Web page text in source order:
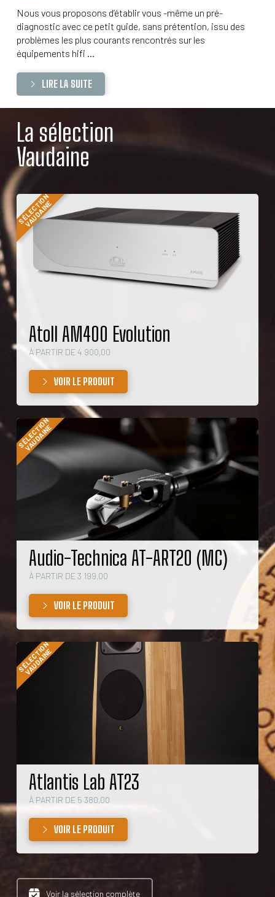
Nous vous proposons d’établir vous -même un pré-
diagnostic avec ce petit guide, sans prétention, issu des
problèmes les plus courants rencontrés sur les
équipements hifi ...
LIRE LA SUITE
La sélection
Vaudaine
SÉLECTION
VAUDAINE
Atoll AM400 Evolution
À PARTIR DE 4 900,00
VOIR LE PRODUIT
SÉLECTION
VAUDAINE
Audio-Technica AT-ART20 (MC)
À PARTIR DE 3 199,00
VOIR LE PRODUIT
SÉLECTION
VAUDAINE
Atlantis Lab AT23
À PARTIR DE 5 380,00
VOIR LE PRODUIT
Voir la sélection complète